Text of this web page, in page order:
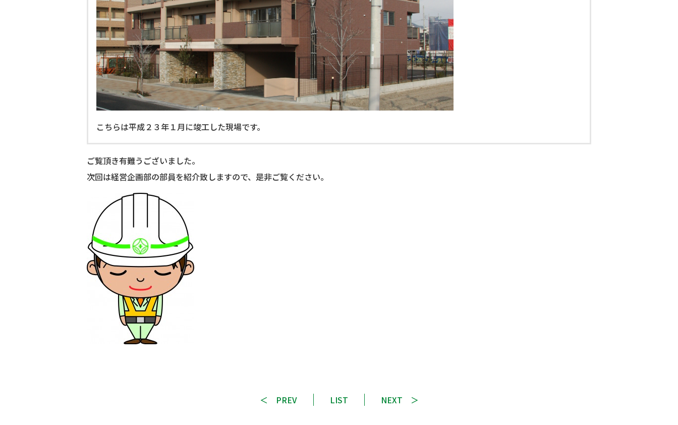
こちらは平成２３年１月に竣工した現場です。
ご覧頂き有難うございました。
次回は経営企画部の部員を紹介致しますので、是非ご覧ください。
PREV LIST NEXT